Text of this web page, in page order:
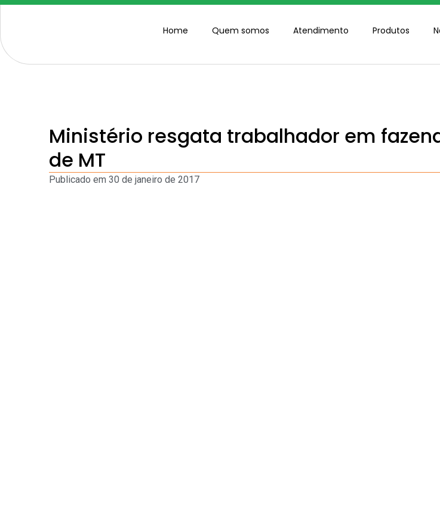
Home Quem somos Atendimento Produtos
Ministério resgata trabalhador em
de MT
Publicado em 30 de janeiro de 2017